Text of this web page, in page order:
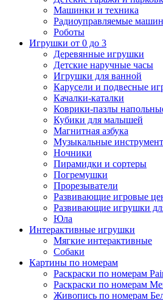
Машинки и техника
Радиоуправляемые
Роботы
Игрушки от 0 до 3
Деревянные игрушки
Детские наручные часы
Игрушки для ванной
Карусели и подвесные
Качалки-каталки
Коврики-пазлы
Кубики для малышей
Магнитная азбука
Музыкальные
Ночники
Пирамидки и сортеры
Погремушки
Прорезыватели
Развивающие игровые
Развивающие игрушки
Юла
Интерактивные игрушки
Мягкие интерактивные
Собаки
Картины по номерам
Раскраски по номерам
Раскраски по номерам
Живопись по номерам